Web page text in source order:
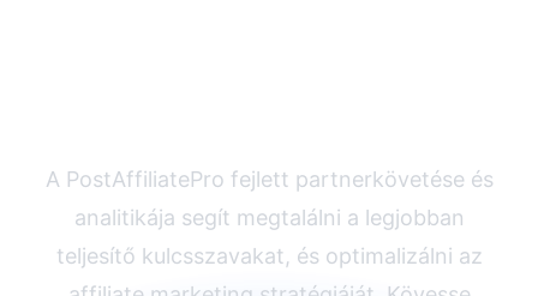
A PostAffiliatePro fejlett partnerkövetése és
analitikája segít megtalálni a legjobban
teljesítő kulcsszavakat, és optimalizálni az